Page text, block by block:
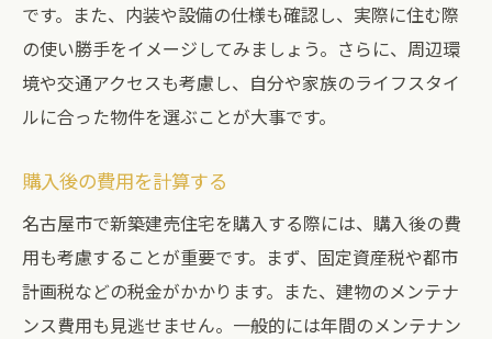
です。また、内装や設備の仕様も確認し、実際に住む際
の使い勝手をイメージしてみましょう。さらに、周辺環
境や交通アクセスも考慮し、自分や家族のライフスタイ
ルに合った物件を選ぶことが大事です。
購入後の費用を計算する
名古屋市で新築建売住宅を購入する際には、購入後の費
用も考慮することが重要です。まず、固定資産税や都市
計画税などの税金がかかります。また、建物のメンテナ
ンス費用も見逃せません。一般的には年間のメンテナン